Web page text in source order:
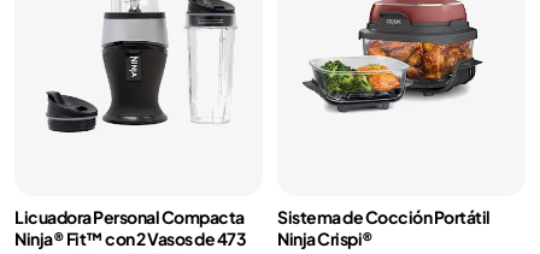
Licuadora Personal Compacta
Ninja® Fit™ con 2 Vasos de 473
Sistema de Cocción Portátil
Ninja Crispi®